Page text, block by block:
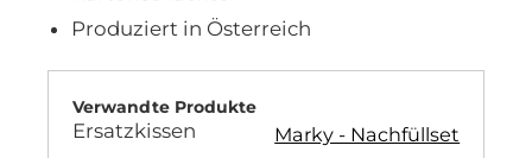
Produziert in Österreich
Verwandte Produkte
Ersatzkissen Marky - Nachfüllset